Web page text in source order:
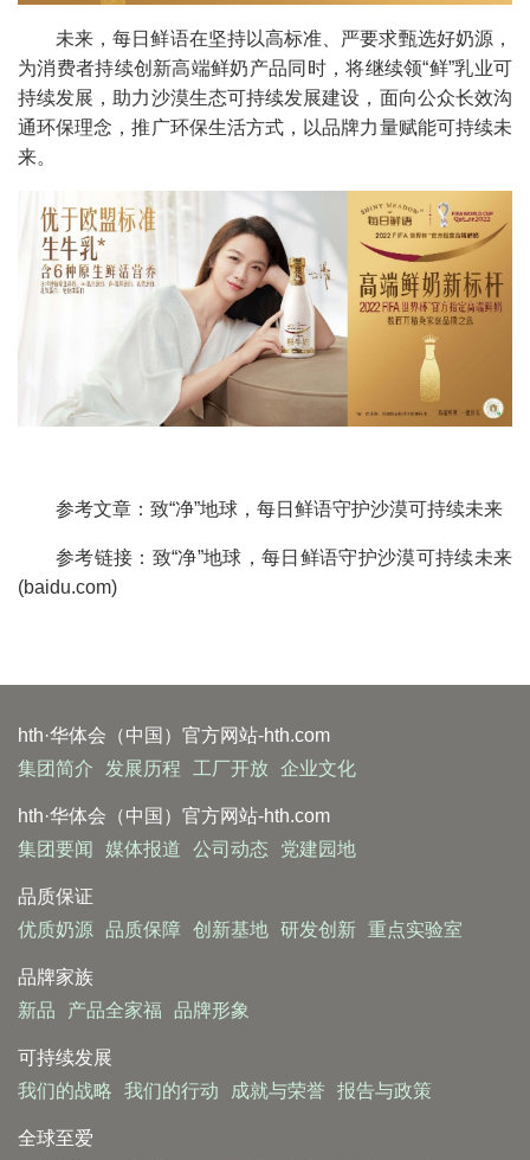
未来，每日鲜语在坚持以高标准、严要求甄选好奶源，
为消费者持续创新高端鲜奶产品同时，将继续领“鲜”乳业可
持续发展，助力沙漠生态可持续发展建设，面向公众长效沟
通环保理念，推广环保生活方式，以品牌力量赋能可持续未
来。
参考文章：致“净”地球，每日鲜语守护沙漠可持续未来
参考链接： 致“净”地球，每日鲜语守护沙漠可持续未来
(baidu.com)
hth·华体会（中国）官方网站-hth.com
集团简介
发展历程 工厂开放 企业文化
hth·华体会（中国）官方网站-hth.com
集团要闻
媒体报道 公司动态 党建园地
品质保证
优质奶源
品质保障 创新基地 研发创新 重点实验室
品牌家族
新品
产品全家福 品牌形象
可持续发展
我们的战略
我们的行动 成就与荣誉 报告与政策
全球至爱